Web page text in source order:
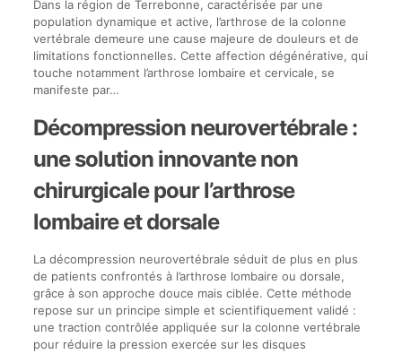
Dans la région de Terrebonne, caractérisée par une
population dynamique et active, l’arthrose de la colonne
vertébrale demeure une cause majeure de douleurs et de
limitations fonctionnelles. Cette affection dégénérative, qui
touche notamment l’arthrose lombaire et cervicale, se
manifeste par…
Décompression neurovertébrale :
une solution innovante non
chirurgicale pour l’arthrose
lombaire et dorsale
La décompression neurovertébrale séduit de plus en plus
de patients confrontés à l’arthrose lombaire ou dorsale,
grâce à son approche douce mais ciblée. Cette méthode
repose sur un principe simple et scientifiquement validé :
une traction contrôlée appliquée sur la colonne vertébrale
pour réduire la pression exercée sur les disques